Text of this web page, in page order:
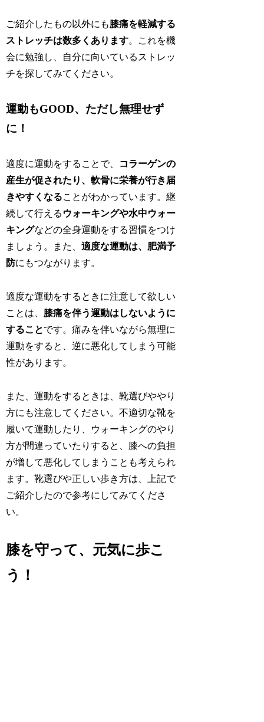
ご紹介したもの以外にも膝痛を軽減する
ストレッチは数多くあります。これを機
会に勉強し、自分に向いているストレッ
チを探してみてください。
運動もGOOD、ただし無理せず
に！
適度に運動をすることで、
コラーゲンの
産生が促されたり、軟骨に栄養が行き届
きやすくなることがわかっています。継
続して行える ウォーキングや水中ウォー
キングなどの全身運動をする習慣をつけ
ましょう。また、適度な運動は、肥満予
防にもつながります。
適度な運動をするときに注意して欲しい
ことは、 膝痛を伴う運動はしないように
することです。痛みを伴いながら無理に
運動をすると、逆に悪化してしまう可能
性があります。
また、運動をするときは、靴選びややり
方にも注意してください。不適切な靴を
履いて運動したり、ウォーキングのやり
方が間違っていたりすると、膝への負担
が増して悪化してしまうことも考えられ
ます。靴選びや正しい歩き方は、上記で
ご紹介したので参考にしてみてくださ
い。
膝を守って、元気に歩こ
う！